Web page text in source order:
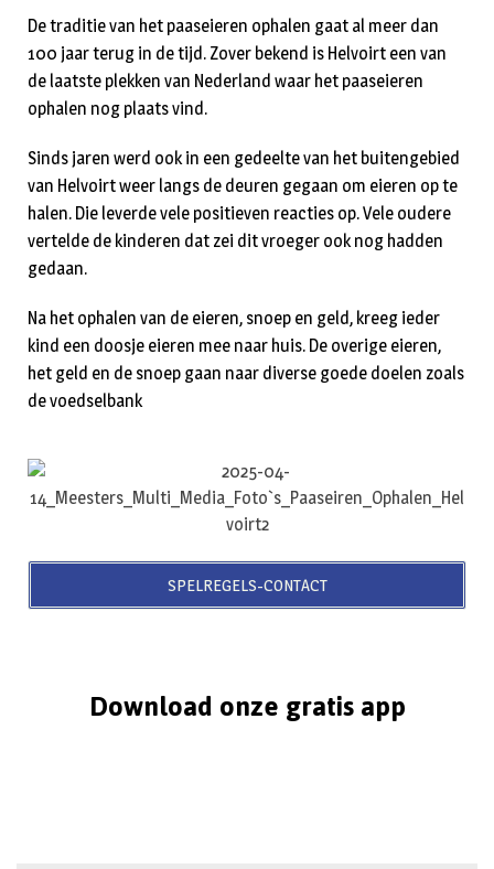
De traditie van het paaseieren ophalen gaat al meer dan
100 jaar terug in de tijd. Zover bekend is Helvoirt een van
de laatste plekken van Nederland waar het paaseieren
ophalen nog plaats vind.
Sinds jaren werd ook in een gedeelte van het buitengebied
van Helvoirt weer langs de deuren gegaan om eieren op te
halen. Die leverde vele positieven reacties op. Vele oudere
vertelde de kinderen dat zei dit vroeger ook nog hadden
gedaan.
Na het ophalen van de eieren, snoep en geld, kreeg ieder
kind een doosje eieren mee naar huis. De overige eieren,
het geld en de snoep gaan naar diverse goede doelen zoals
de voedselbank
SPELREGELS-CONTACT
Download onze gratis app